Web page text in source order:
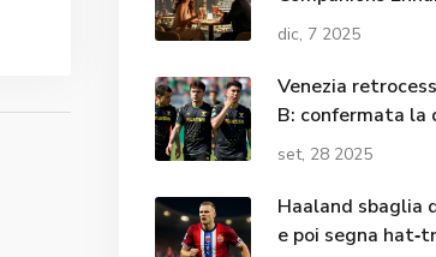
Nightlife
dic, 7 2025
Venezia
B: confermata la
prima della sfida
set, 28 2025
Haaland sbaglia
e poi segna